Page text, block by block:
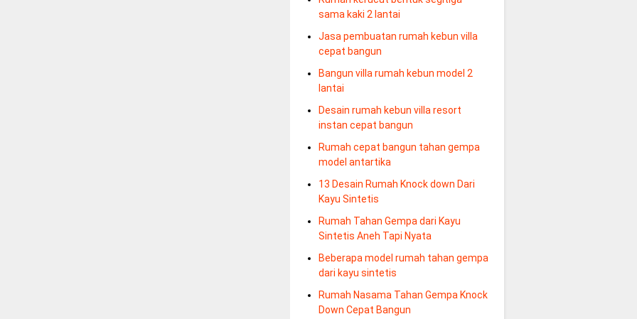
sama kaki 2 lantai
Jasa pembuatan rumah kebun villa
cepat bangun
Bangun villa rumah kebun model 2
lantai
Desain rumah kebun villa resort
instan cepat bangun
Rumah cepat bangun tahan gempa
model antartika
13 Desain Rumah Knock down Dari
Kayu Sintetis
Rumah Tahan Gempa dari Kayu
Sintetis Aneh Tapi Nyata
Beberapa model rumah tahan gempa
dari kayu sintetis
Rumah Nasama Tahan Gempa Knock
Down Cepat Bangun